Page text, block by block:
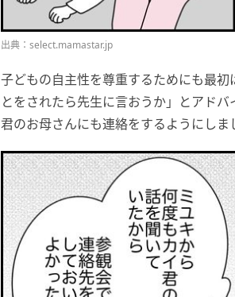
出典：select.mamastar.jp
子どもの自主性を尊重するためにも最
とをされたら先生に言おうか」とアド
君のお母さんにも連絡をするようにしま